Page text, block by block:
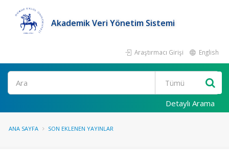
Akademik Veri Yönetim Sistemi
Araştırmacı Girişi English
Ara
Detaylı Arama
ANA SAYFA SON EKLENEN YAYINLAR